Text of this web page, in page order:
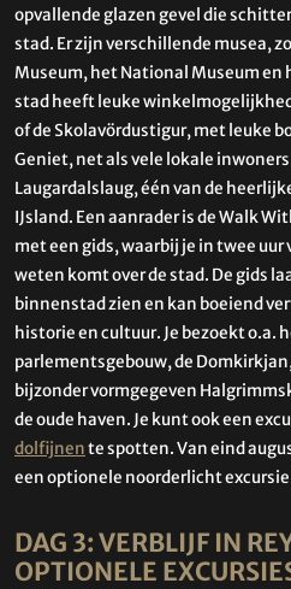
opvallende glazen gevel die
stad. Er zijn verschillende musea,
Museum, het National Museum en
stad heeft leuke
of de Skolavördustigur, met leuke
Geniet, net als vele lokale
Laugardalslaug, één van de
IJsland. Een aanrader is de Walk
met een gids, waarbij je in twee
weten komt over de stad. De gids
binnenstad zien en kan boeiend
historie en cultuur. Je bezoekt o.a.
parlementsgebouw, de
bijzonder vormgegeven
de oude haven. Je kunt ook een
dolfijnente spotten. Van eind
een optionele noorderlicht
DAG 3: VERBLIJF IN
OPTIONELE